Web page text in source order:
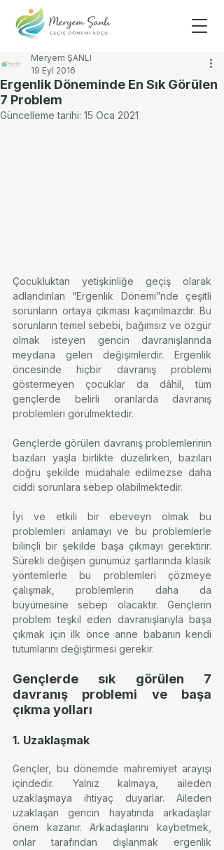
Ergenlik Döneminde En Sık Görülen
7 Problem
Meryem ŞANLI
19 Eyl 2016
Güncelleme tarihi: 15 Oca 2021
Çocukluktan yetişkinliğe geçiş olarak
adlandırılan “Ergenlik Dönemi”nde çeşitli
sorunların ortaya çıkması kaçınılmazdır. Bu
sorunların temel sebebi, bağımsız ve özgür
olmak isteyen gencin davranışlarında
meydana gelen değişimlerdir. Ergenlik
öncesinde hiçbir davranış problemi
göstermeyen çocuklar da dâhil, tüm
gençlerde belirli oranlarda davranış
problemleri görülmektedir.
Gençlerde görülen davranış problemlerinin
bazıları yaşla birlikte düzelirken, bazıları
doğru şekilde müdahale edilmezse daha
ciddi sorunlara sebep olabilmektedir.
İyi ve etkili bir ebeveyn olmak bu
problemleri anlamayı ve bu problemlerle
bilinçli bir şekilde başa çıkmayı gerektirir.
Sürekli değişen günümüz şartlarında klasik
yöntemlerle bu problemleri çözmeye
çalışmak, problemlerin daha da
büyümesine sebep olacaktır. Gençlerin
problem teşkil eden davranışlarıyla başa
çıkmak için ilk önce anne babanın kendi
tutumlarını değiştirmesi gerekir.
Gençlerde sık görülen 7
davranış problemi ve başa
çıkma yolları
1. Uzaklaşmak
Gençler, bu dönemde mahremiyet arayışı
içindedir. Yalnız kalmaya, aileden
uzaklaşmaya ihtiyaç duyarlar. Aileden
uzaklaşan gencin hayatında arkadaşlar
önem kazanır. Arkadaşlarını kaybetmek,
onlar tarafından dışlanmak ergenlik